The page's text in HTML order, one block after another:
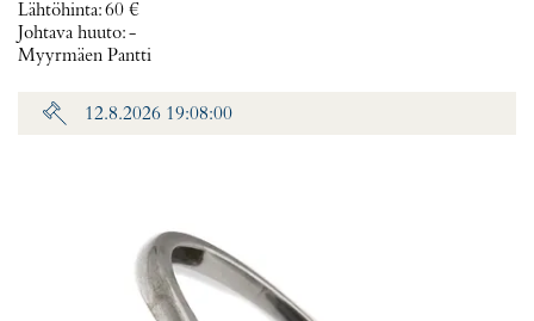
Lähtöhinta:60 €
Johtava huuto:-
Myyrmäen Pantti
12.8.2026 19:08:00